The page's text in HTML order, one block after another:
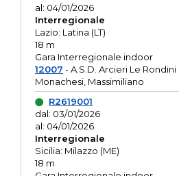
al: 04/01/2026
Interregionale
Lazio: Latina (LT)
18 m
Gara Interregionale indoor
12007 - A.S.D. Arcieri Le Rondini
Monachesi, Massimiliano
R2619001
dal: 03/01/2026
al: 04/01/2026
Interregionale
Sicilia: Milazzo (ME)
18 m